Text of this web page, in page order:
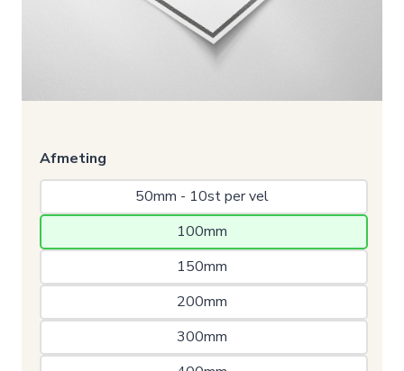
Afmeting
50mm - 10st per vel
100mm
150mm
200mm
300mm